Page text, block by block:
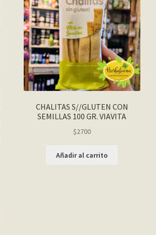
CHALITAS S//GLUTEN CON
SEMILLAS 100 GR. VIAVITA
$2700
Añadir al carrito